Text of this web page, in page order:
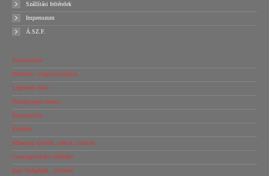
Szállítási feltételek
Impresszum
Á.SZ.F.
Sztreccsfólia
Habfólia – rezgéscsillapítás
Légpárnás fólia
Hullámpapír tekercs
Kartondoboz
Élvédők
Műanyag tömlők, zsákok, tasakok
Csomagolóháló védőháló
Ipari tűzőgépek , tackerek